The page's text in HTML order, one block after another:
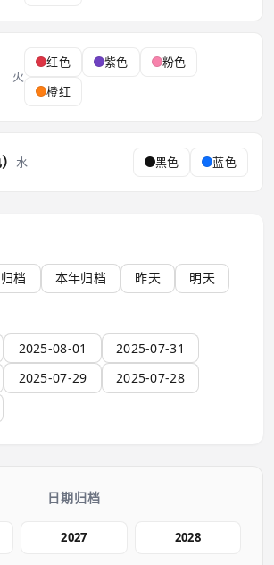
火
红色 紫色
粉色
橙红
水 黑色 蓝色
档 本年归档 昨天 明天
2025-08-01
2025-07-31
2025-07-29
2025-07-28
日期归档
2027 2028